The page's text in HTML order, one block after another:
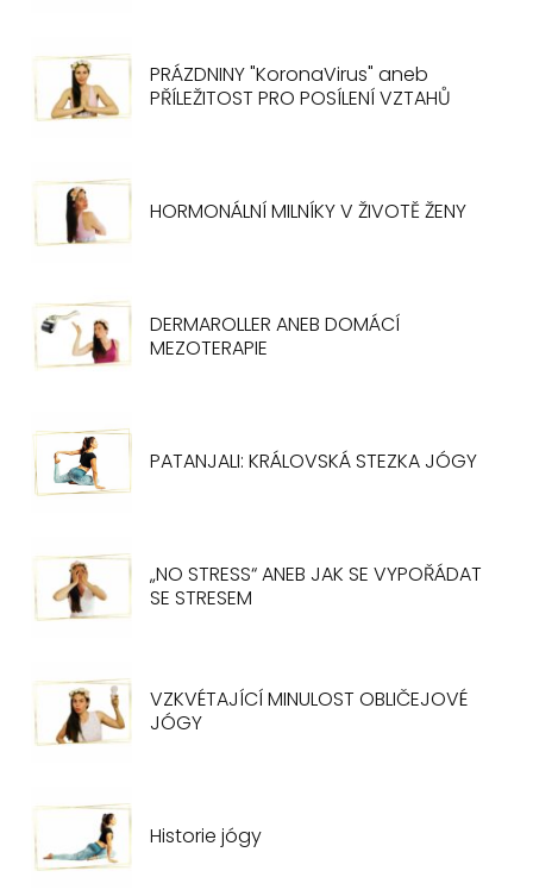
PRÁZDNINY "KoronaVirus" aneb
PŘÍLEŽITOST PRO POSÍLENÍ VZTAHŮ
HORMONÁLNÍ MILNÍKY V ŽIVOTĚ ŽENY
DERMAROLLER ANEB DOMÁCÍ
MEZOTERAPIE
PATANJALI: KRÁLOVSKÁ STEZKA JÓGY
„NO STRESS“ ANEB JAK SE VYPOŘÁDAT
SE STRESEM
VZKVÉTAJÍCÍ MINULOST OBLIČEJOVÉ
JÓGY
Historie jógy